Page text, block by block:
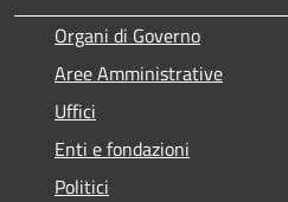
Organi di Governo
Aree Amministrative
Uffici
Enti e fondazioni
Politici